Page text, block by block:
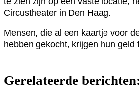
Circustheater in Den Haag.
Mensen, die al een kaartje voor
hebben gekocht, krijgen hun geld
Gerelateerde berichten: